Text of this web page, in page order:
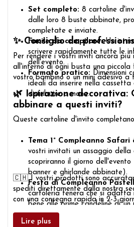
Set completo: 8 cartoline
dalle loro 8 buste abbinate,
completate e inviate.
Facile da compilare:Un
scrivere rapidamente tutte le
dell'evento.
Formato pratico: Dimensioni
ideali da inserire nella
distribuire a mano.
✨ Consiglio da
Per rendere i vostri inviti ancora più
all'interno di ogni busta una
vostro bambino o un mini adesivo a
🌿 Ispirazione decorativa:
abbinare a questi inviti?
Queste cartoline d'invito
Tema 1° Compleanno Safari
vostri invitati un assaggio della
scopriranno il giorno
banner e ghirlande abbinate).
Festa di Compleanno
cartoleria tenera che si adatta
bene alle prime candeline di un
🇨🇭 I vostri prodotti sono
spediti direttamente dalla nostra
con una consegna rapida in 2-3
Lire plus